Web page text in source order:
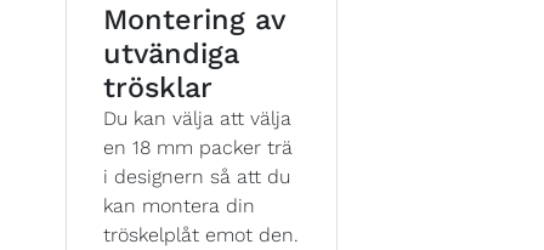
Montering av
utvändiga
trösklar
Du kan välja att välja
en 18 mm packer trä
i designern så att du
kan montera din
tröskelplåt emot den.